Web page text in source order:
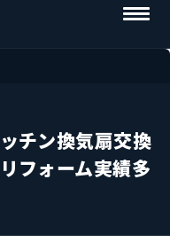
チン換気扇交換
フォーム実績多